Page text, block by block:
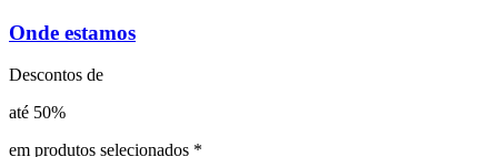
Onde estamos
Descontos de
até 50%
em produtos selecionados *